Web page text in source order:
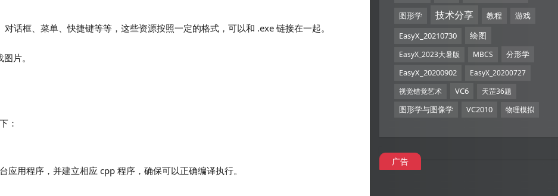
话框、菜单、快捷键等等，这些资源按照一定的格式，可以和 .exe 链接在一起。
片。
：
用程序，并建立相应 cpp 程序，确保可以正确编译执行。
图形学 技术分享 教程
游戏
EasyX_20210730
绘图
EasyX_2023大暑版 MBCS
分形学
EasyX_20200902
EasyX_20200727
视觉错觉艺术
VC6 天罡36题
图形学与图像学 VC2010 物理模拟
广告